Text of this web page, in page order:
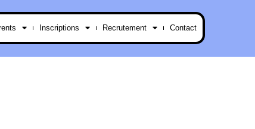
Inscriptions Recrutement Contact